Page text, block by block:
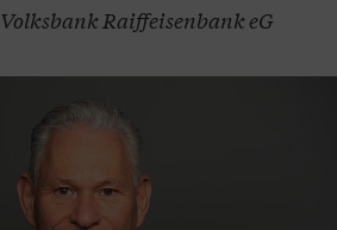
Raiffeisenbank eG